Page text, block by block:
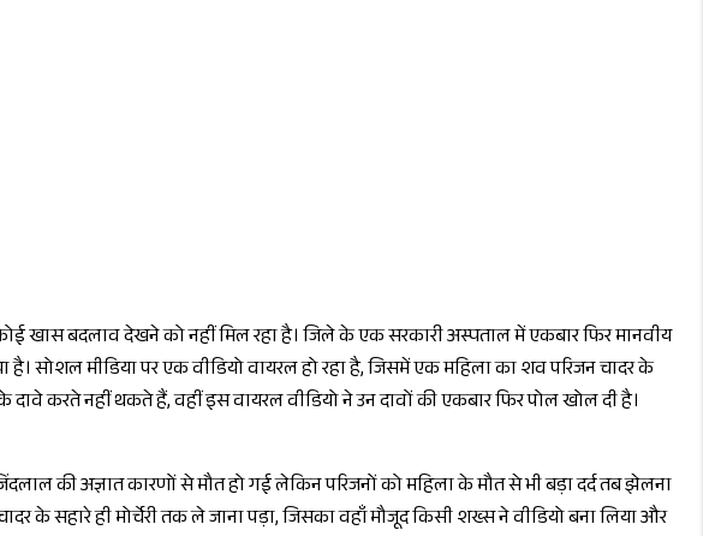
खास बदलाव देखने को नहीं मिल रहा है। जिले केएकसरकारी अस्पताल में एकबार फिर मानवीय
सोशल मीडिया पर एक वीडियो वायरल हो रहा है, जिसमें एक महिला का शव परिजन चादर के
करते नहीं थकते हैं, वहीं इस वायरल वीडियो ने उन दावों की एकबार फिर पोल खोल दी है।
की अज्ञात कारणों से मौत हो गई लेकिन परिजनों को महिला के मौत से भी बड़ा दर्द तब झेलना
के सहारे ही मोर्चेरी तक ले जाना पड़ा, जिसका वहाँ मौजूद किसी शख्स ने वीडियो बना लिया और